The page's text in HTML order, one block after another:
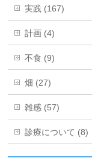
実践 (167)
計画 (4)
不食 (9)
畑 (27)
雑感 (57)
診療について (8)